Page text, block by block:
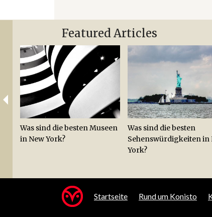
Featured Articles
Was sind die besten Museen
in New York?
Was sind die besten
Sehenswürdigkeiten in
York?
Startseite Rund um Konisto